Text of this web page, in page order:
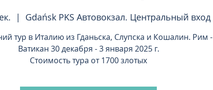
  |
Gdańsk PKS Автовокзал. Центральный вход
тур в Италию из Гданьска, Слупска и Кошалин. Рим -
Ватикан 30 декабря - 3 января 2025 г.
Стоимость тура от 1700 злотых